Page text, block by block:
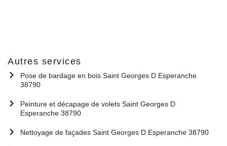
Autres services
Pose de bardage en bois Saint Georges D Esperanche
38790
Peinture et décapage de volets Saint Georges D
Esperanche 38790
Nettoyage de façades Saint Georges D Esperanche 38790